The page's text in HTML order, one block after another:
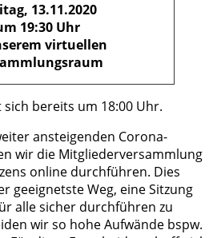
13.11.2020
19:30 Uhr
virtuellen
bereits um 18:00 Uhr.
ansteigenden Corona-
wir die Mitgliederversammlung
online durchführen. Dies
geeignetste Weg, eine Sitzung
alle sicher durchführen zu
wir so hohe Aufwände bspw.